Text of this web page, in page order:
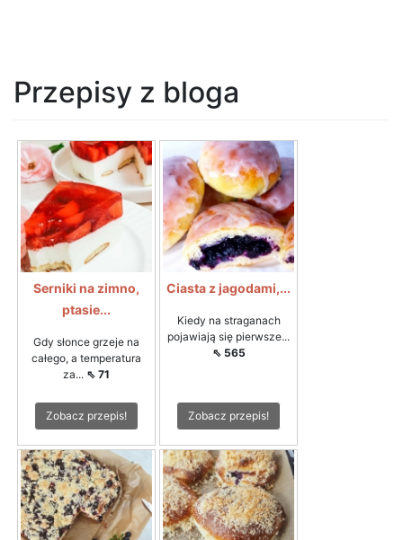
Przepisy z bloga
Serniki na zimno,
ptasie...
Gdy słonce grzeje na
całego, a temperatura
za... ⇖ 71
Zobacz przepis!
Ciasta z jagodami,...
Kiedy na straganach
pojawiają się pierwsze...
⇖ 565
Zobacz przepis!